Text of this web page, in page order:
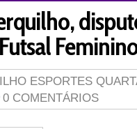
ESPORTES
0 COMENTÁRIOS